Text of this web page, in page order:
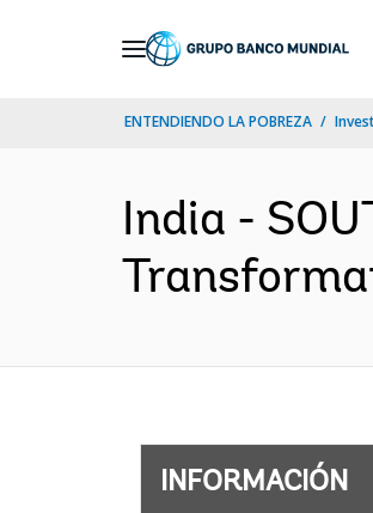
ENTENDIENDO LA POBREZA
India -
INFORMACIÓN